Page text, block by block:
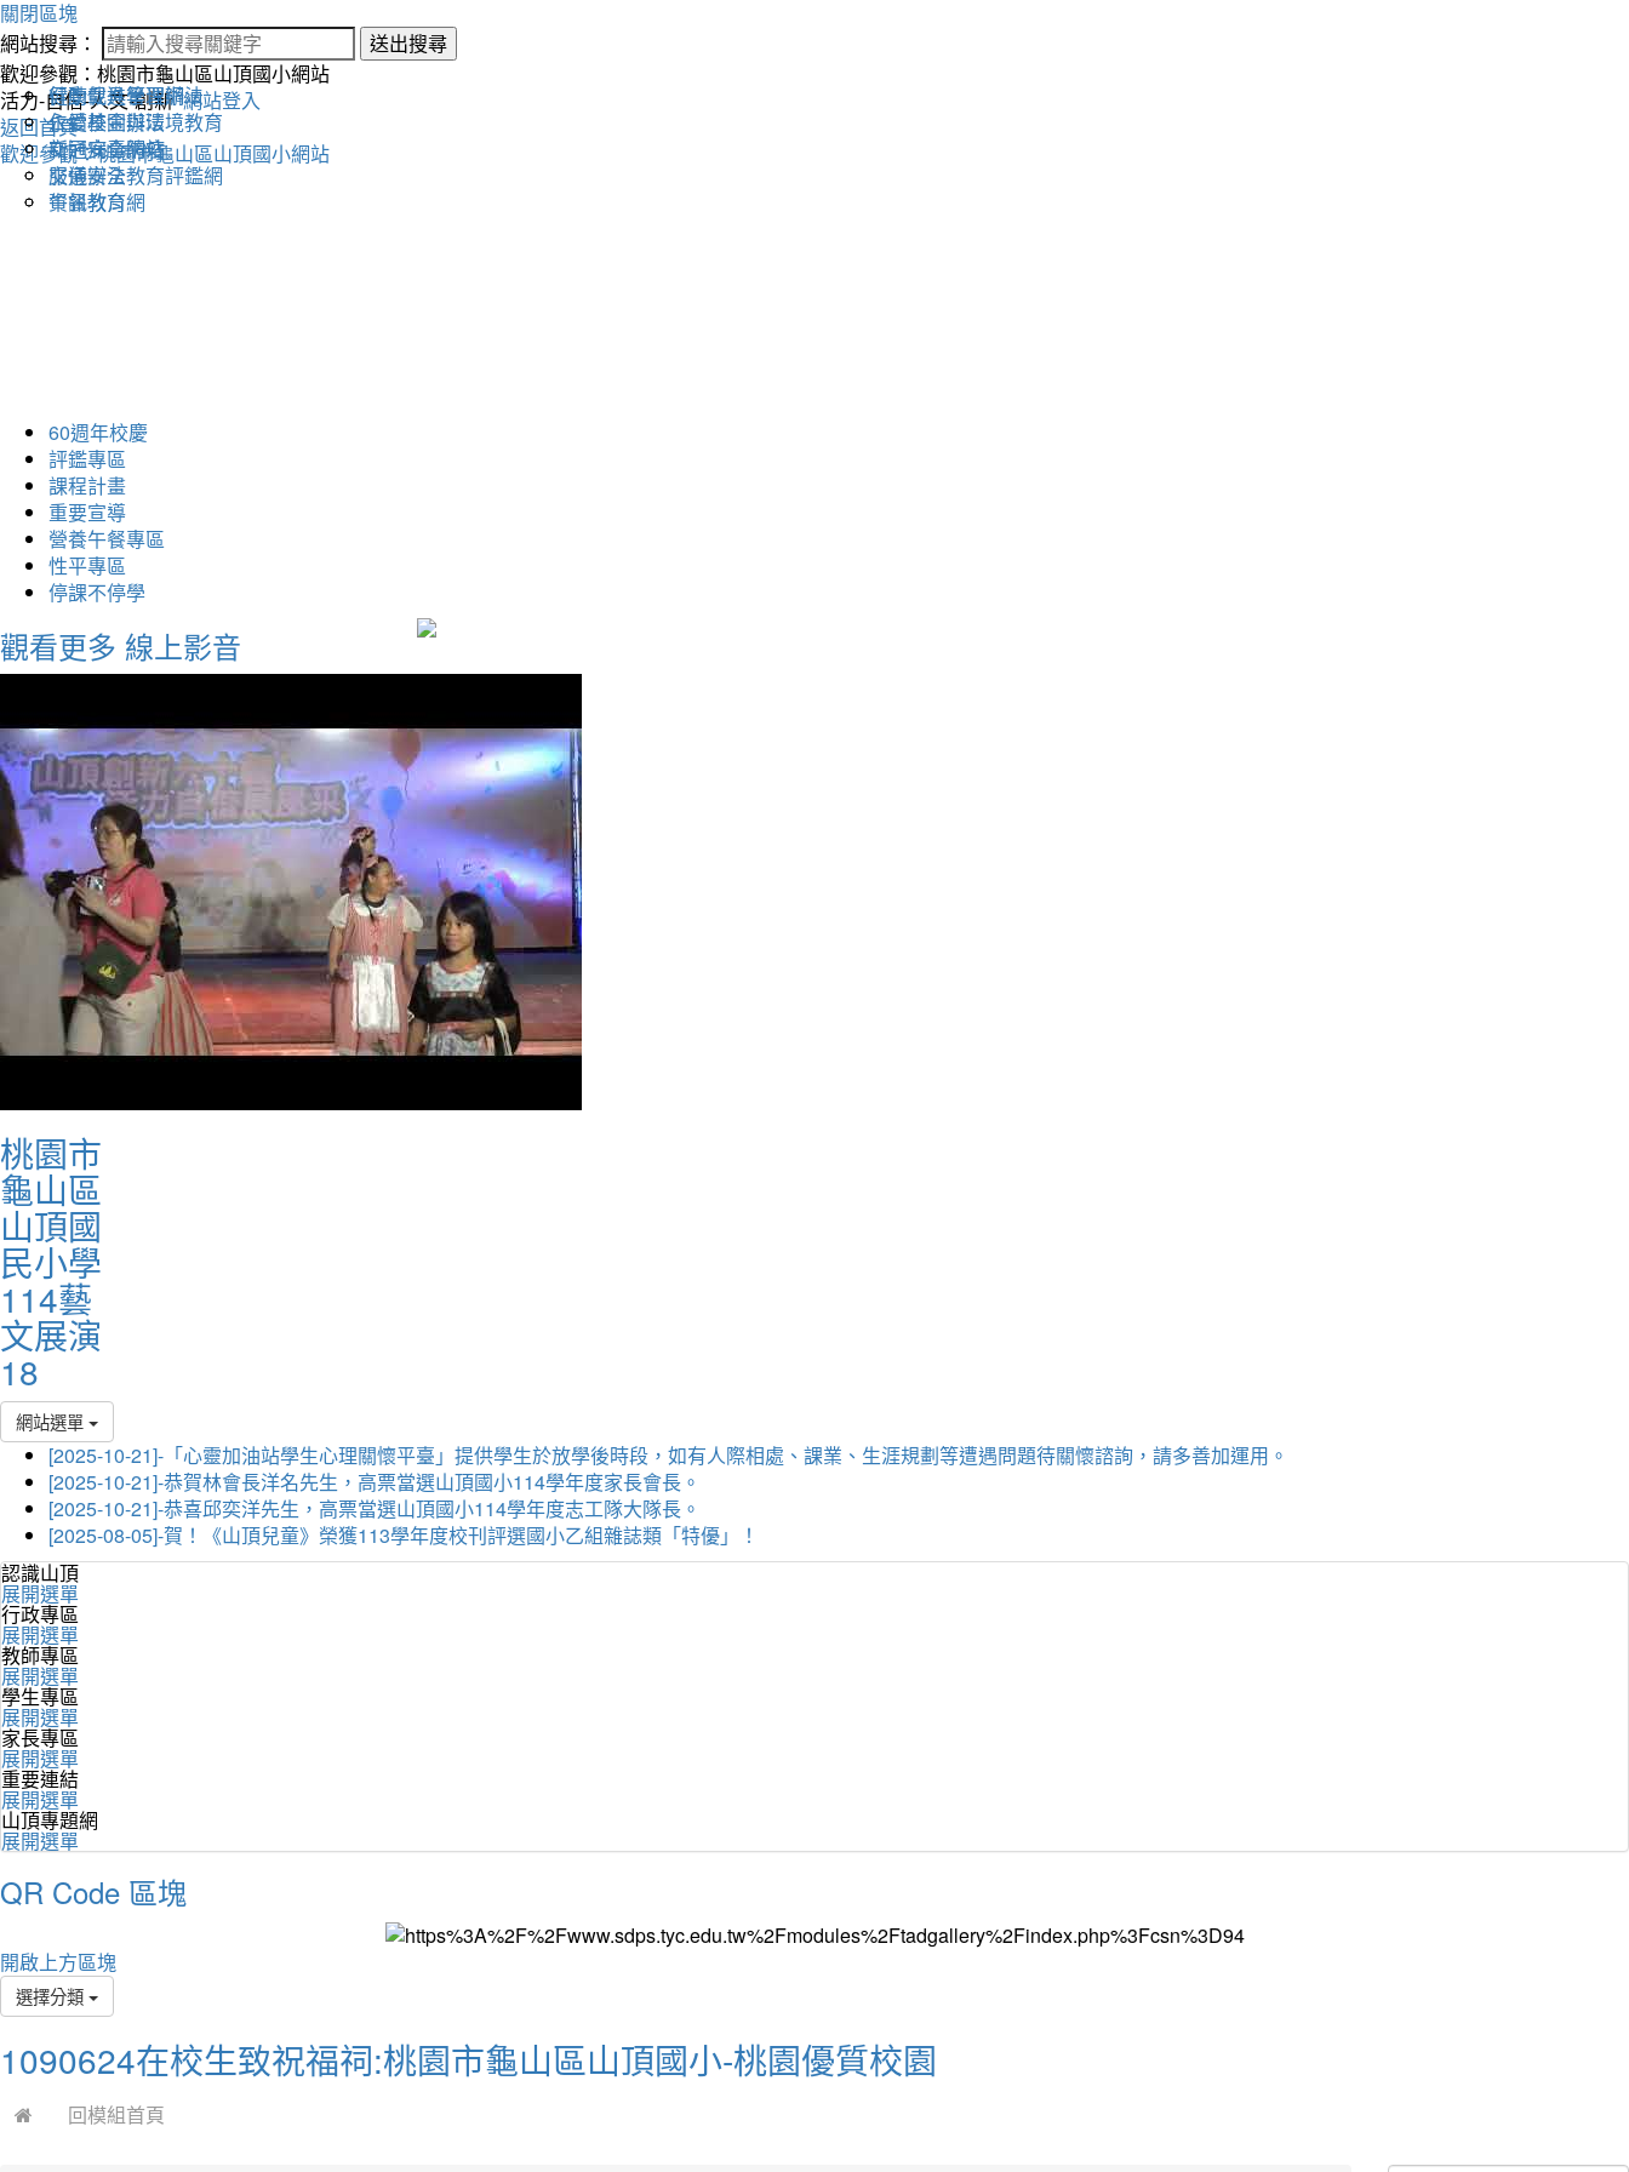
關閉區塊
網站搜尋：
送出搜尋
歡迎參觀：桃園市龜山區山頂國小網站
活力-自信-人文-創新網站登入
返回首頁
歡迎參觀：桃園市龜山區山頂國小網站
60週年校慶
評鑑專區
健康促進學習網
永續校園與環境教育
交通安全網站
交通安全教育評鑑網
午餐教育網
課程計畫
重要宣導
行動載具管理辦法
仁愛基金辦法
新冠病毒防疫
服儀辦法
資訊教育
營養午餐專區
性平專區
停課不停學
觀看更多 線上影音
桃園市
龜山區
山頂國
民小學
114藝
文展演
18
網站選單
[2025-10-21]-「心靈加油站學生心理關懷平臺」提供學生於放學後時段，如有人際相處、課業、生涯規劃等遭遇問題待關懷諮詢，請多善加運用。
[2025-10-21]-恭賀林會長洋名先生，高票當選山頂國小114學年度家長會長。
[2025-10-21]-恭喜邱奕洋先生，高票當選山頂國小114學年度志工隊大隊長。
[2025-08-05]-賀！《山頂兒童》榮獲113學年度校刊評選國小乙組雜誌類「特優」！
認識山頂
展開選單
行政專區
展開選單
教師專區
展開選單
學生專區
展開選單
家長專區
展開選單
重要連結
展開選單
山頂專題網
展開選單
QR Code 區塊
開啟上方區塊
選擇分類
1090624在校生致祝福祠:桃園市龜山區山頂國小-桃園優質校園
回模組首頁